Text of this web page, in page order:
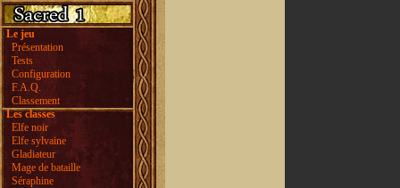
Le jeu
Présentation
Tests
Configuration
F.A.Q.
Classement
Les classes
Elfe noir
Elfe sylvaine
Gladiateur
Mage de bataille
Séraphine